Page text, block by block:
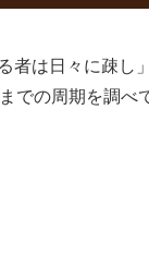
は日々に疎し
での周期を調べ